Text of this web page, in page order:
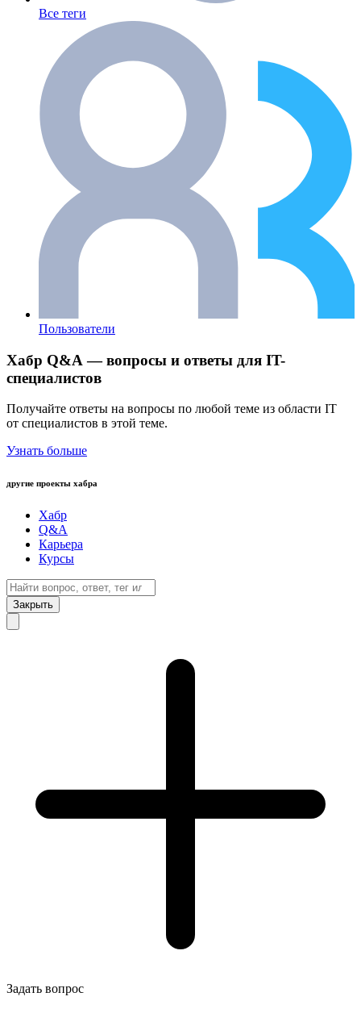
Все теги
Пользователи
Хабр Q&A — вопросы и ответы для IT-
специалистов
Получайте ответы на вопросы по любой теме из области IT
от специалистов в этой теме.
Узнать больше
другие проекты хабра
Хабр
Q&A
Карьера
Курсы
Закрыть
Задать вопрос